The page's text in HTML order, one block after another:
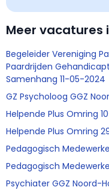
Meer vacatures
Begeleider Vereniging
Paardrijden
Samenhang 11-05-2024
GZ Psycholoog GGZ
Helpende Plus Omring
Helpende Plus Omring
Pedagogisch
Pedagogisch
Psychiater GGZ